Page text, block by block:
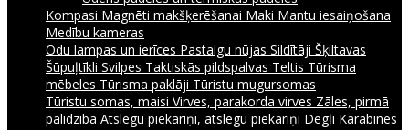
Kompasi Magnēti makšķerēšanai Maki Mantu iesaiņošana
Medību kameras
Odu lampas un ierīces Pastaigu nūjas Sildītāji Šķiltavas
Šūpuļtīkli Svilpes Taktiskās pildspalvas Teltis Tūrisma
mēbeles Tūrisma paklāji Tūristu mugursomas
Tūristu somas, maisi Virves, parakorda virves Zāles, pirmā
palīdzība Atslēgu piekariņi, atslēgu piekariņi Degļi Karabīnes